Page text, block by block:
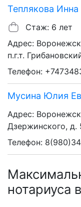
Теплякова Инна
Стаж: 6 лет
Адрес:
п.г.т.
Телефон:
Мусина Юлия
Адрес:
Дзержинского, д.
Телефон:
нотариуса